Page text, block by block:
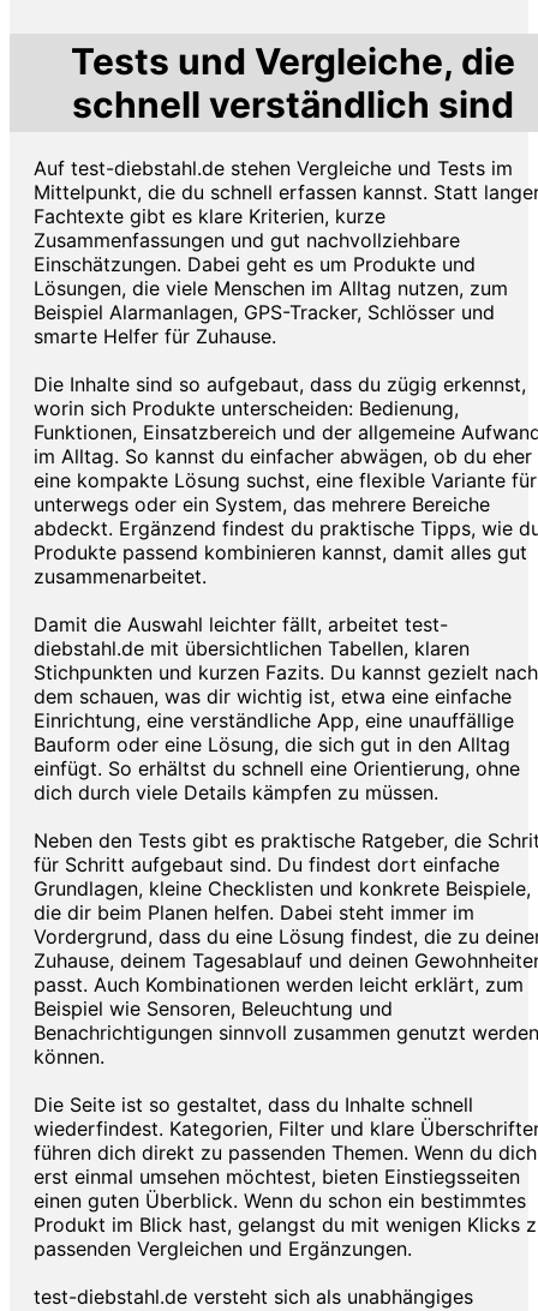
Tests und Vergleiche, die
schnell verständlich sind
Auf test-diebstahl.de stehen Vergleiche und Tests im
Mittelpunkt, die du schnell erfassen kannst. Statt
Fachtexte gibt es klare Kriterien, kurze
Zusammenfassungen und gut nachvollziehbare
Einschätzungen. Dabei geht es um Produkte und
Lösungen, die viele Menschen im Alltag nutzen, zum
Beispiel Alarmanlagen, GPS-Tracker, Schlösser und
smarte Helfer für Zuhause.
Die Inhalte sind so aufgebaut, dass du zügig erkennst,
worin sich Produkte unterscheiden: Bedienung,
Funktionen, Einsatzbereich und der allgemeine
im Alltag. So kannst du einfacher abwägen, ob du eher
eine kompakte Lösung suchst, eine flexible Variante für
unterwegs oder ein System, das mehrere Bereiche
abdeckt. Ergänzend findest du praktische Tipps, wie
Produkte passend kombinieren kannst, damit alles gut
zusammenarbeitet.
Damit die Auswahl leichter fällt, arbeitet test-
diebstahl.de mit übersichtlichen Tabellen, klaren
Stichpunkten und kurzen Fazits. Du kannst gezielt nach
dem schauen, was dir wichtig ist, etwa eine einfache
Einrichtung, eine verständliche App, eine unauffällige
Bauform oder eine Lösung, die sich gut in den Alltag
einfügt. So erhältst du schnell eine Orientierung, ohne
dich durch viele Details kämpfen zu müssen.
Neben den Tests gibt es praktische Ratgeber, die
für Schritt aufgebaut sind. Du findest dort einfache
Grundlagen, kleine Checklisten und konkrete Beispiele,
die dir beim Planen helfen. Dabei steht immer im
Vordergrund, dass du eine Lösung findest, die zu
Zuhause, deinem Tagesablauf und deinen
passt. Auch Kombinationen werden leicht erklärt, zum
Beispiel wie Sensoren, Beleuchtung und
Benachrichtigungen sinnvoll zusammen genutzt werden
können.
Die Seite ist so gestaltet, dass du Inhalte schnell
wiederfindest. Kategorien, Filter und klare
führen dich direkt zu passenden Themen. Wenn du dich
erst einmal umsehen möchtest, bieten Einstiegsseiten
einen guten Überblick. Wenn du schon ein bestimmtes
Produkt im Blick hast, gelangst du mit wenigen Klicks
passenden Vergleichen und Ergänzungen.
test-diebstahl.de versteht sich als unabhängiges